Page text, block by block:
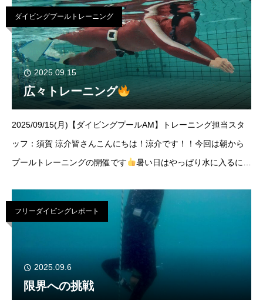
スト様は3
ダイビングプールトレーニング
2025.09.15
広々トレーニング
2025/09/15(月)【ダイビングプールAM】トレーニング担当スタ
ッフ：須賀 涼介皆さんこんにちは！涼介です！！今回は朝から
プールトレーニングの開催です
暑い日はやっぱり水に入るに限
トレーニン
フリーダイビングレポート
2025.09.6
限界への挑戦